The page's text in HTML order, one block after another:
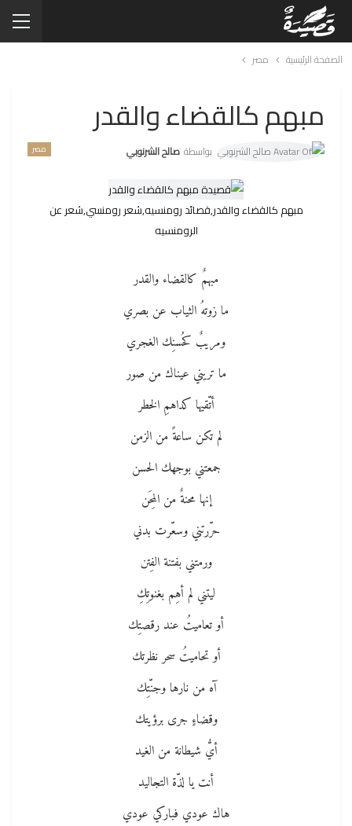
الصفحة الرئيسية مصر
مبهم كالقضاء والقدر
مصر بواسطة صالح الشرنوبي
مبهم كالقضاء والقدر,قصائد رومنسيه,شعر رومنسي,شعر عن
الرومنسيه
مبهمٌ كالقضاء والقدر
ما زوتهُ الثياب عن بصري
ومريبٌ كحُسنِك الغجري
ما تريني عيناك من صور
أتّقيها كداهمِ الخطر
لم تكن ساعةً من الزمن
جمعتني بوجهك الحسن
إنها محنةٌ من المِحَن
حرّرتني وسعّرت بدني
ورمتني بفتنة الفِتن
ليتني لم أهِم بغنوتِكِ
أو تعاميتُ عند رقصتِك
أو تحاميتُ سحر نظرتك
آه من نارها وجنّتِك
وقضاءٍ جرى برؤيتك
أيُّ شيطانة من الغيد
أنت يا لذّة التجاليد
هاك عودي فباركي عودي